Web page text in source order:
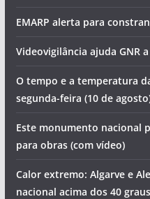
EMARP alerta para
Videovigilância ajuda GNR
O tempo e a temperatura
segunda-feira (10 de
Este monumento nacional
para obras (com vídeo)
Calor extremo: Algarve e
nacional acima dos 40 graus